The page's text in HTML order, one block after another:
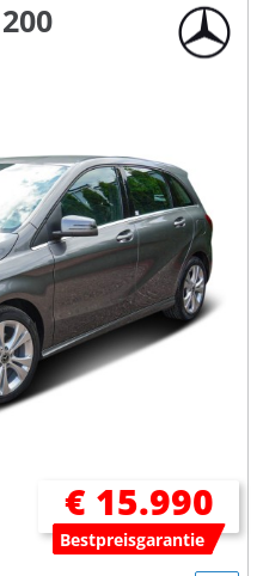
€ 15.990
Bestpreisgarantie